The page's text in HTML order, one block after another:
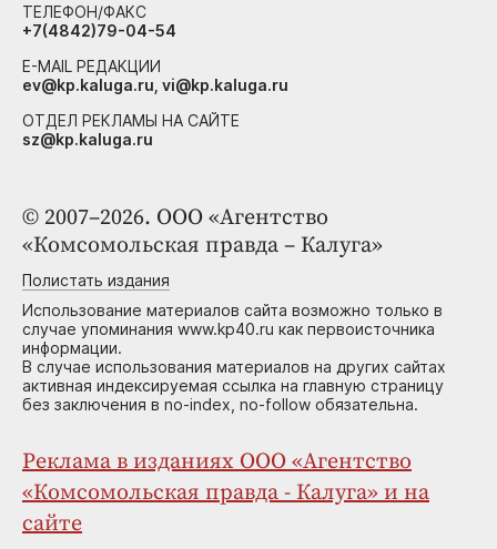
© 2007–2026. ООО «Агентство
«Комсомольская правда – Калуга»
Полистать издания
Использование материалов сайта возможно только в
случае упоминания www.kp40.ru как первоисточника
информации.
В случае использования материалов на других сайтах
активная индексируемая ссылка на главную страницу
без заключения в no-index, no-follow обязательна.
Реклама в изданиях ООО «Агентство
«Комсомольская правда - Калуга» и на
сайте
ТЕЛЕФОН/ФАКС
+7(4842)79-04-54
E-MAIL РЕДАКЦИИ
ev@kp.kaluga.ru, vi@kp.kaluga.ru
ОТДЕЛ РЕКЛАМЫ НА САЙТЕ
sz@kp.kaluga.ru